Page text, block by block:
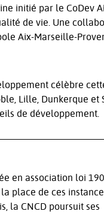
initié par le CoDev
de vie. Une
Aix-Marseille-
célèbre
Lille, Dunkerque
de développement.
en association loi
place de ces
la CNCD poursuit ses